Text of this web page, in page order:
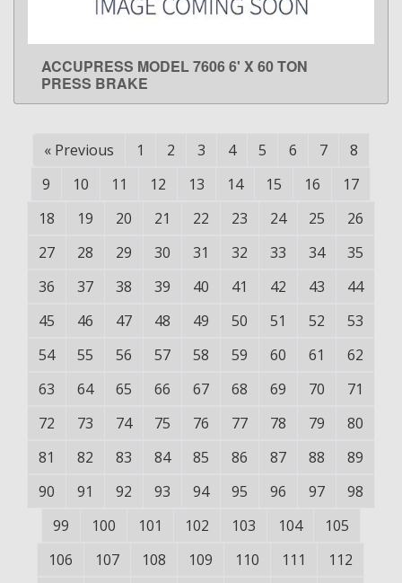
LEARN MORE
ACCUPRESS MODEL 7606 6' X 60 TON
PRESS BRAKE
« Previous 1 2 3 4 5 6 7
8
9
10 11 12 13 14 15 16
17
18
19 20 21 22 23 24 25
26
27
28 29 30 31 32 33 34
35
36
37 38 39 40 41 42 43
44
45
46 47 48 49 50 51 52
53
54
55 56 57 58 59 60 61
62
63
64 65 66 67 68 69 70
71
72
73 74 75 76 77 78 79
80
81
82 83 84 85 86 87 88
89
90
91 92 93 94 95 96 97
98
99
100 101 102 103 104
105
106
107 108 109 110 111
112